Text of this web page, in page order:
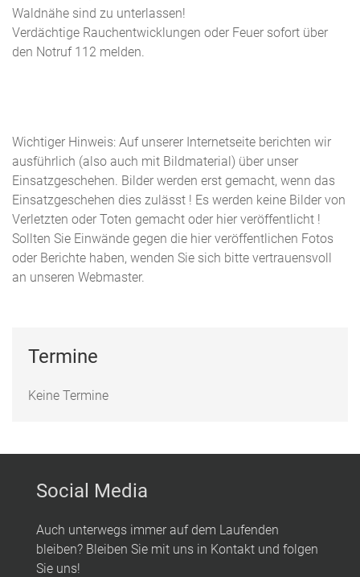
Waldnähe sind zu unterlassen!
Verdächtige Rauchentwicklungen oder Feuer sofort über
den Notruf 112 melden.
Wichtiger Hinweis: Auf unserer Internetseite berichten wir
ausführlich (also auch mit Bildmaterial) über unser
Einsatzgeschehen. Bilder werden erst gemacht, wenn das
Einsatzgeschehen dies zulässt ! Es werden keine Bilder von
Verletzten oder Toten gemacht oder hier veröffentlicht !
Sollten Sie Einwände gegen die hier veröffentlichen Fotos
oder Berichte haben, wenden Sie sich bitte vertrauensvoll
an unseren Webmaster.
Termine
Keine Termine
Social Media
Auch unterwegs immer auf dem Laufenden
bleiben? Bleiben Sie mit uns in Kontakt und folgen
Sie uns!